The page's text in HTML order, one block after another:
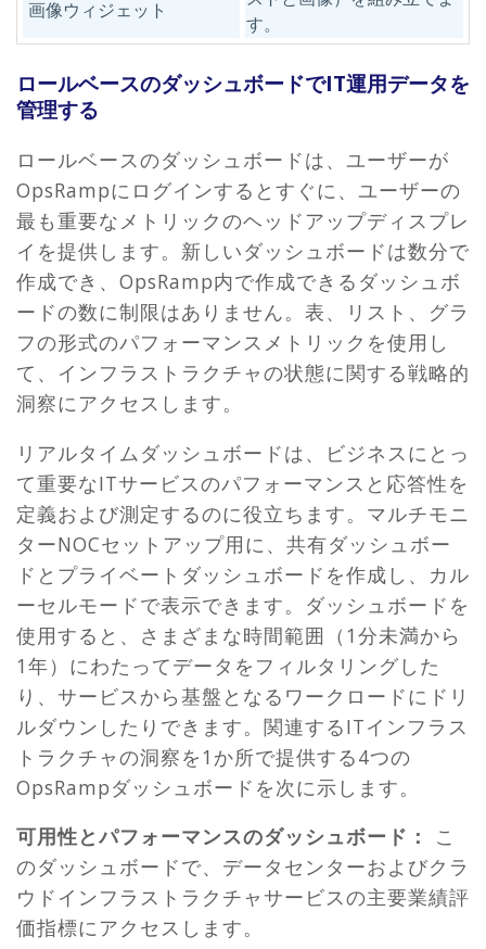
す。
画像ウィジェット
ロールベースのダッシュボードでIT運用データを
管理する
ロールベースのダッシュボードは、ユーザーが
OpsRampにログインするとすぐに、ユーザーの
最も重要なメトリックのヘッドアップディスプレ
イを提供します。新しいダッシュボードは数分で
作成でき、OpsRamp内で作成できるダッシュボ
ードの数に制限はありません。表、リスト、グラ
フの形式のパフォーマンスメトリックを使用し
て、インフラストラクチャの状態に関する戦略的
洞察にアクセスします。
リアルタイムダッシュボードは、ビジネスにとっ
て重要なITサービスのパフォーマンスと応答性を
定義および測定するのに役立ちます。マルチモニ
ターNOCセットアップ用に、共有ダッシュボー
ドとプライベートダッシュボードを作成し、カル
ーセルモードで表示できます。ダッシュボードを
使用すると、さまざまな時間範囲（1分未満から
1年）にわたってデータをフィルタリングした
り、サービスから基盤となるワークロードにドリ
ルダウンしたりできます。関連するITインフラス
トラクチャの洞察を1か所で提供する4つの
OpsRampダッシュボードを次に示します。
可用性とパフォーマンスのダッシュボード： こ
のダッシュボードで、データセンターおよびクラ
ウドインフラストラクチャサービスの主要業績評
価指標にアクセスします。